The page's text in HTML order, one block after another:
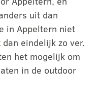
uit dan
in Appeltern niet
eindelijk zo ver.
het mogelijk om
in de outdoor